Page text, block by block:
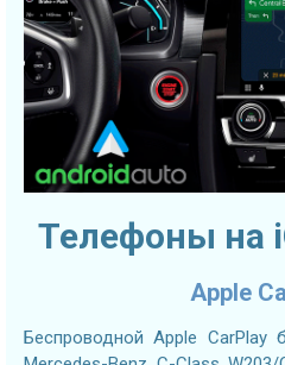
Телефоны на
Apple
Беспроводной Apple CarPlay